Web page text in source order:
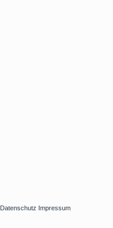
Datenschutz Impressum